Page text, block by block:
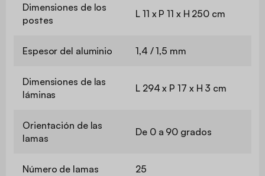
Dimensiones de los
postes
L 11 x P 11 x H 250 cm
Espesor del aluminio 1,4 / 1,5 mm
Dimensiones de las
láminas
L 294 x P 17 x H 3 cm
Orientación de las
lamas
De 0 a 90 grados
Número de lamas 25